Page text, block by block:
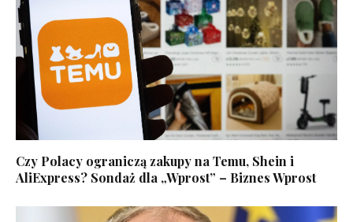
Czy Polacy ograniczą zakupy na Temu, Shein i
AliExpress? Sondaż dla „Wprost” – Biznes Wprost